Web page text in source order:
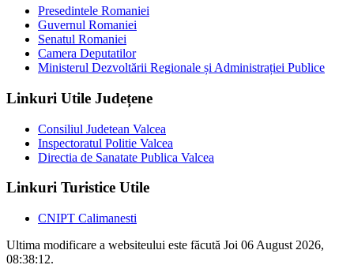
Presedintele Romaniei
Guvernul Romaniei
Senatul Romaniei
Camera Deputatilor
Ministerul Dezvoltării Regionale și Administrației Publice
Linkuri Utile Județene
Consiliul Judetean Valcea
Inspectoratul Politie Valcea
Directia de Sanatate Publica Valcea
Linkuri Turistice Utile
CNIPT Calimanesti
Ultima modificare a websiteului este făcută Joi 06 August 2026,
08:38:12.